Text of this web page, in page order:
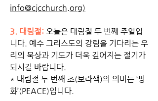
info@cjcchurch.org)
3. 대림절: 오늘은 대림절 두 번째 주일입
니다. 예수 그리스도의 강림을 기다리는 우
리의 묵상과 기도가 더욱 깊어지는 절기가
되시길 바랍니다.
* 대림절 두 번째 초(보라색)의 의미는 ‘평
화’(PEACE)입니다.